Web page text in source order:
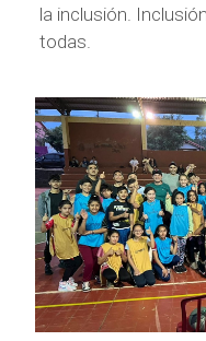
la inclusión.
todas.